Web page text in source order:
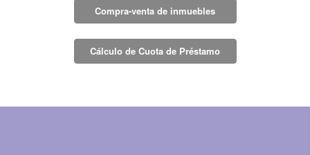
Compra-venta de inmuebles
Cálculo de Cuota de Préstamo